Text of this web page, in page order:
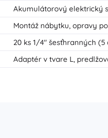
Akumulátorový elektrický
Montáž nábytku, opravy
20 ks 1/4" šesťhranných
Adaptér v tvare L,